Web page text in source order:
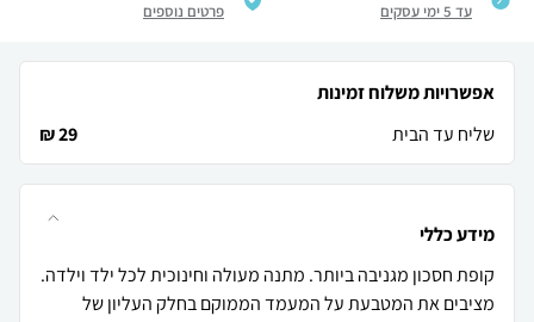
עד 5 ימי עסקים
פרטים נוספים
אפשרויות משלוח זמינות
שליח עד הבית
29 ₪
מידע כללי
קופת חסכון מגניבה ביותר. מתנה מעולה וחינוכית לכל ילד וילדה.
מציבים את המטבעת על המעמד הממוקם בחלק העליון של